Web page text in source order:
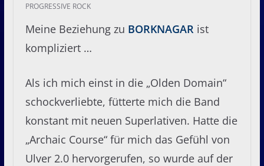
PROGRESSIVE ROCK
Meine Beziehung zu BORKNAGAR ist
kompliziert …
Als ich mich einst in die „Olden Domain“
schockverliebte, fütterte mich die Band
konstant mit neuen Superlativen. Hatte die
„Archaic Course“ für mich das Gefühl von
Ulver 2.0 hervorgerufen, so wurde auf der